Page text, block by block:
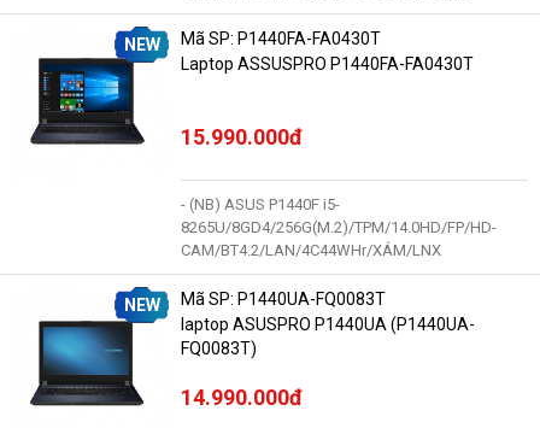
NEW
Mã SP: P1440FA-FA0430T
Laptop ASSUSPRO P1440FA-FA0430T
15.990.000đ
- (NB) ASUS P1440F i5-
8265U/8GD4/256G(M.2)/TPM/14.0HD/FP/HD-
CAM/BT4.2/LAN/4C44WHr/XÁM/LNX
NEW
Mã SP: P1440UA-FQ0083T
laptop ASUSPRO P1440UA (P1440UA-
FQ0083T)
14.990.000đ